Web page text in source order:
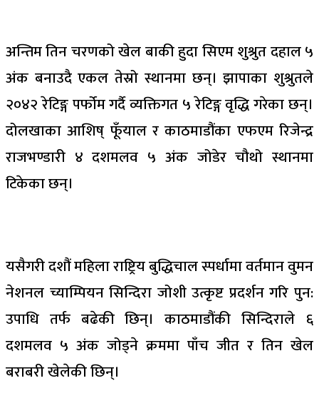
अन्तिम तिन चरणको खेल बाकी हुदा सिएम शुश्रुत दहाल ५
अंक बनाउदै एकल तेस्रो स्थानमा छन्। झापाका शुश्रुतले
२०४२ रेटिङ्ग पर्फोम गर्दै व्यक्तिगत ५ रेटिङ्ग वृद्धि गरेका छन्।
दोलखाका आशिष् फूँयाल र काठमाडौंका एफएम रिजेन्द्र
राजभण्डारी ४ दशमलव ५ अंक जोडेर चौथो स्थानमा
टिकेका छन्।
यसैगरी दशौं महिला राष्ट्रिय बुद्धिचाल स्पर्धामा वर्तमान वुमन
नेशनल च्याम्पियन सिन्दिरा जोशी उत्कृष्ट प्रदर्शन गरि पुन:
उपाधि तर्फ बढेकी छिन्। काठमाडौंकी सिन्दिराले ६
दशमलव ५ अंक जोड्ने क्रममा पाँच जीत र तिन खेल
बराबरी खेलेकी छिन्।